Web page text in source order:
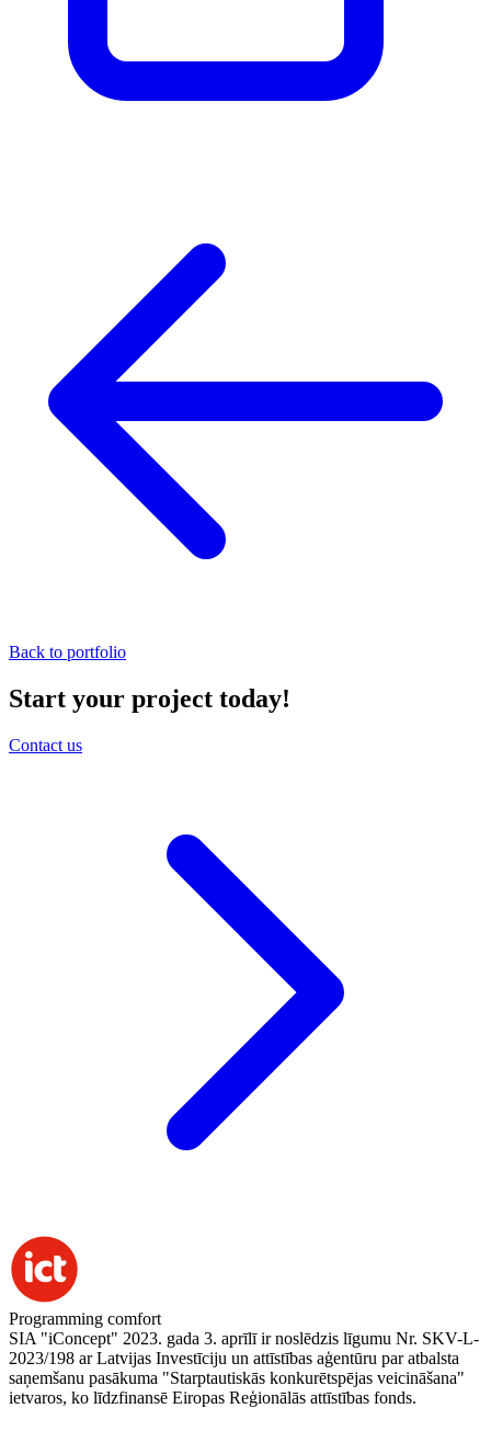
Back to portfolio
Start your project today!
Contact us
Programming comfort
SIA "iConcept" 2023. gada 3. aprīlī ir noslēdzis līgumu Nr. SKV-L-
2023/198 ar Latvijas Investīciju un attīstības aģentūru par atbalsta
saņemšanu pasākuma "Starptautiskās konkurētspējas veicināšana"
ietvaros, ko līdzfinansē Eiropas Reģionālās attīstības fonds.